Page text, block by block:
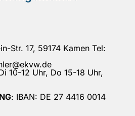
Str. 17, 59174 Kamen Tel:
10-12 Uhr, Do 15-18 Uhr,
: IBAN: DE 27 4416 0014